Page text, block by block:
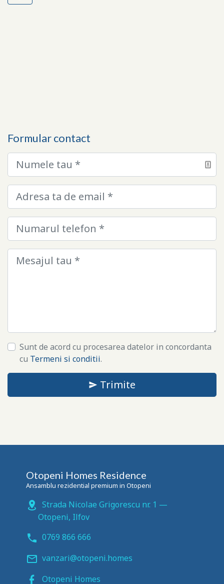
Formular contact
Email
Sunt de acord cu procesarea datelor in concordanta
cu Termeni si conditii.
Trimite
Otopeni Homes Residence
Ansamblu rezidential premium in Otopeni
Strada Nicolae Grigorescu nr. 1 —
Otopeni, Ilfov
0769 866 666
vanzari@otopeni.homes
Otopeni Homes